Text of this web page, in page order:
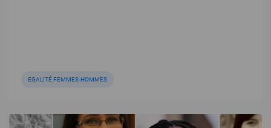
EGALITÉ FEMMES-HOMMES